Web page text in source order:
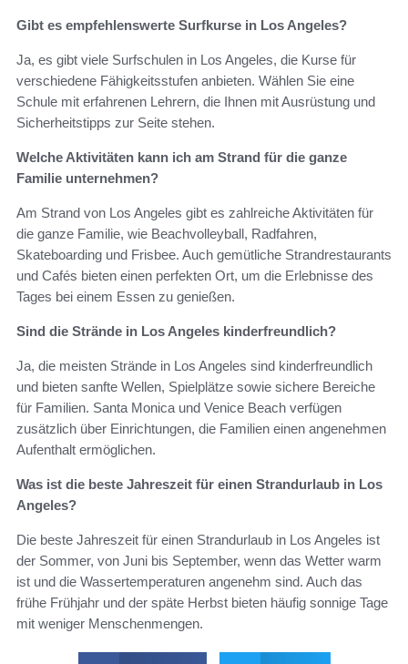
Gibt es empfehlenswerte Surfkurse in Los Angeles?
Ja, es gibt viele Surfschulen in Los Angeles, die Kurse für
verschiedene Fähigkeitsstufen anbieten. Wählen Sie eine
Schule mit erfahrenen Lehrern, die Ihnen mit Ausrüstung und
Sicherheitstipps zur Seite stehen.
Welche Aktivitäten kann ich am Strand für die ganze
Familie unternehmen?
Am Strand von Los Angeles gibt es zahlreiche Aktivitäten für
die ganze Familie, wie Beachvolleyball, Radfahren,
Skateboarding und Frisbee. Auch gemütliche Strandrestaurants
und Cafés bieten einen perfekten Ort, um die Erlebnisse des
Tages bei einem Essen zu genießen.
Sind die Strände in Los Angeles kinderfreundlich?
Ja, die meisten Strände in Los Angeles sind kinderfreundlich
und bieten sanfte Wellen, Spielplätze sowie sichere Bereiche
für Familien. Santa Monica und Venice Beach verfügen
zusätzlich über Einrichtungen, die Familien einen angenehmen
Aufenthalt ermöglichen.
Was ist die beste Jahreszeit für einen Strandurlaub in Los
Angeles?
Die beste Jahreszeit für einen Strandurlaub in Los Angeles ist
der Sommer, von Juni bis September, wenn das Wetter warm
ist und die Wassertemperaturen angenehm sind. Auch das
frühe Frühjahr und der späte Herbst bieten häufig sonnige Tage
mit weniger Menschenmengen.